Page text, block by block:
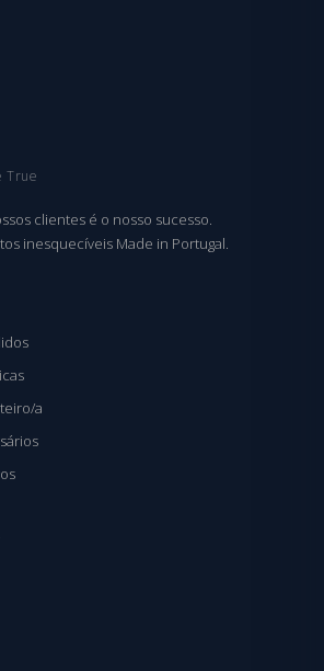
True
clientes é o nosso sucesso.
inesquecíveis Made in Portugal.
a